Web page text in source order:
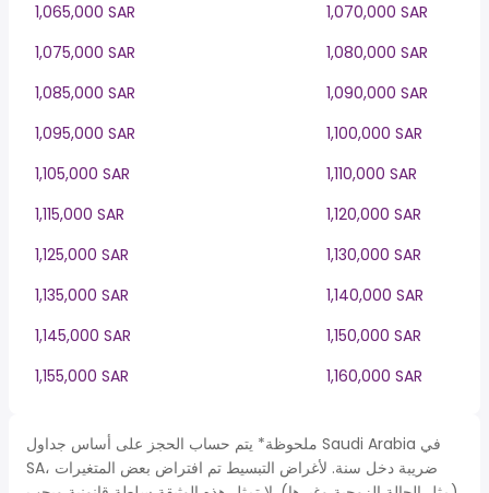
1,065,000 SAR
1,070,000 SAR
1,075,000 SAR
1,080,000 SAR
1,085,000 SAR
1,090,000 SAR
1,095,000 SAR
1,100,000 SAR
1,105,000 SAR
1,110,000 SAR
1,115,000 SAR
1,120,000 SAR
1,125,000 SAR
1,130,000 SAR
1,135,000 SAR
1,140,000 SAR
1,145,000 SAR
1,150,000 SAR
1,155,000 SAR
1,160,000 SAR
ملحوظة* يتم حساب الحجز على أساس جداول Saudi Arabia في
SA، ضريبة دخل سنة. لأغراض التبسيط تم افتراض بعض المتغيرات